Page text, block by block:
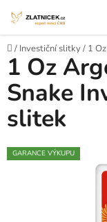
Domů
/ Investiční slitky/ 1
1 Oz
Snake
slitek
GARANCE VÝKUPU